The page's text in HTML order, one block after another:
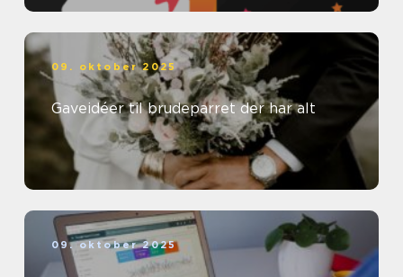
09. oktober 2025
Gaveidéer til brudeparret der har alt
09. oktober 2025